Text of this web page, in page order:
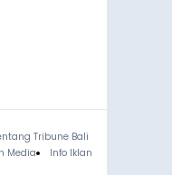
Tribune Bali
Media
Info Iklan